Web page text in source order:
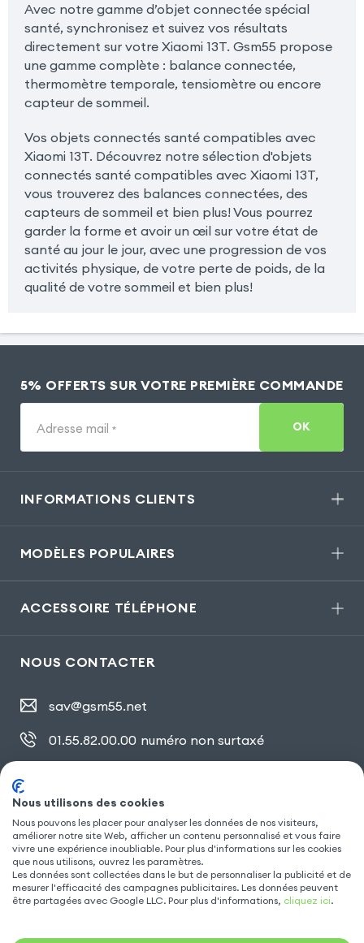
Avec notre gamme d’objet connectée spécial
santé, synchronisez et suivez vos résultats
directement sur votre Xiaomi 13T. Gsm55 propose
une gamme complète : balance connectée,
thermomètre temporale, tensiomètre ou encore
capteur de sommeil.
Vos objets connectés santé compatibles avec
Xiaomi 13T. Découvrez notre sélection d'objets
connectés santé compatibles avec Xiaomi 13T,
vous trouverez des balances connectées, des
capteurs de sommeil et bien plus! Vous pourrez
garder la forme et avoir un œil sur votre état de
santé au jour le jour, avec une progression de vos
activités physique, de votre perte de poids, de la
qualité de votre sommeil et bien plus!
5% OFFERTS SUR VOTRE PREMIÈRE COMMANDE
Adresse mail * OK
INFORMATIONS CLIENTS
MODÈLES POPULAIRES
ACCESSOIRE TÉLÉPHONE
NOUS CONTACTER
sav@gsm55.net
01.55.82.00.00 numéro non surtaxé
SUIVEZ NOUS
Nous utilisons des cookies
Nous pouvons les placer pour analyser les données de nos visiteurs,
améliorer notre site Web, afficher un contenu personnalisé et vous faire
vivre une expérience inoubliable. Pour plus d'informations sur les cookies
que nous utilisons, ouvrez les paramètres.
Les données sont collectées dans le but de personnaliser la publicité et de
mesurer l'efficacité des campagnes publicitaires. Les données peuvent
être partagées avec Google LLC. Pour plus d'informations, cliquez ici.